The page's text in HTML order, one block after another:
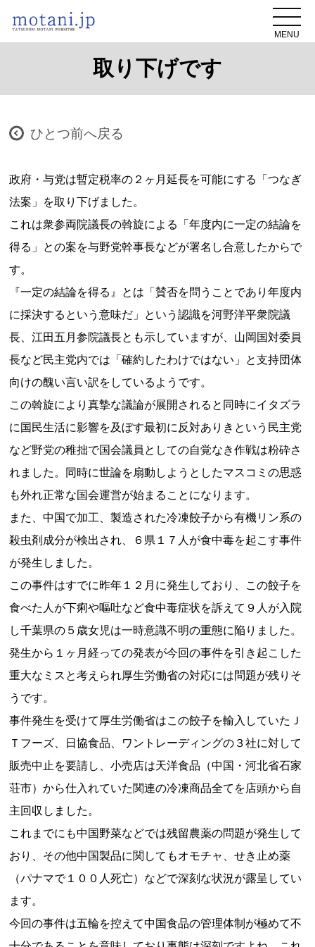
MENU
取り下げです
ひとつ前へ戻る
政府・与党は暫定税率の２ヶ月延長を可能にする「つなぎ
法案」を取り下げました。
これは衆参両院議長の斡旋による「年度内に一定の結論を
得る」との案を与野党幹事長などが署名し合意したからで
す。
『一定の結論を得る』とは「賛否を問うことであり年度内
に採決するという意味だ」という認識を河野洋平衆院議
長、江田五月参院議長とも示していますが、山岡国対委員
長など民主党内では「確約したわけではない」と支持団体
向けの醜い言い訳をしているようです。
この斡旋により真摯な議論が展開されると同時にイタズラ
に国民生活に影響を及ぼす最初に反対ありきという民主党
など野党の稚拙で国会議員としての自覚なき作戦は粉砕さ
れました。同時に世論を扇動しようとしたマスコミの思惑
も外れ正常な国会運営が始まることになります。
また、中国で加工、製造された冷凍餃子から有機リン系の
殺虫剤成分が検出され、６県１７人が食中毒を起こす事件
が発生しました。
この事件はすでに昨年１２月に発生しており、この餃子を
食べた人が下痢や嘔吐など食中毒症状を訴えて９人が入院
し千葉県の５歳女児は一時意識不明の重態に陥りました。
発生から１ヶ月経っての発表が今回の事件を引き起こした
重大なミスと考えられ厚生労働省の対応には問題が残りそ
うです。
事件発生を受けて厚生労働省はこの餃子を輸入していたＪ
Ｔフーズ、日協食品、ワントレーディングの３社に対して
販売中止を要請し、小売店は天洋食品（中国・河北省石家
荘市）から仕入れていた関連の冷凍商品全てを店頭から自
主回収しました。
これまでにも中国野菜などでは残留農薬の問題が発生して
おり、その他中国製品に関してもオモチャ、せき止め薬
（パナマで１００人死亡）などで深刻な状況が露呈してい
ます。
今回の事件は五輪を控えて中国食品の管理体制が極めて不